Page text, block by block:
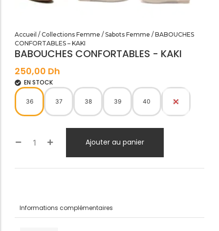
Accueil / Collections Femme / Sabots Femme / BABOUCHES
CONFORTABLES – KAKI
BABOUCHES CONFORTABLES - KAKI
250,00 Dh
EN STOCK
36 37 38 39 40 41
Ajouter au panier
Informations complémentaires